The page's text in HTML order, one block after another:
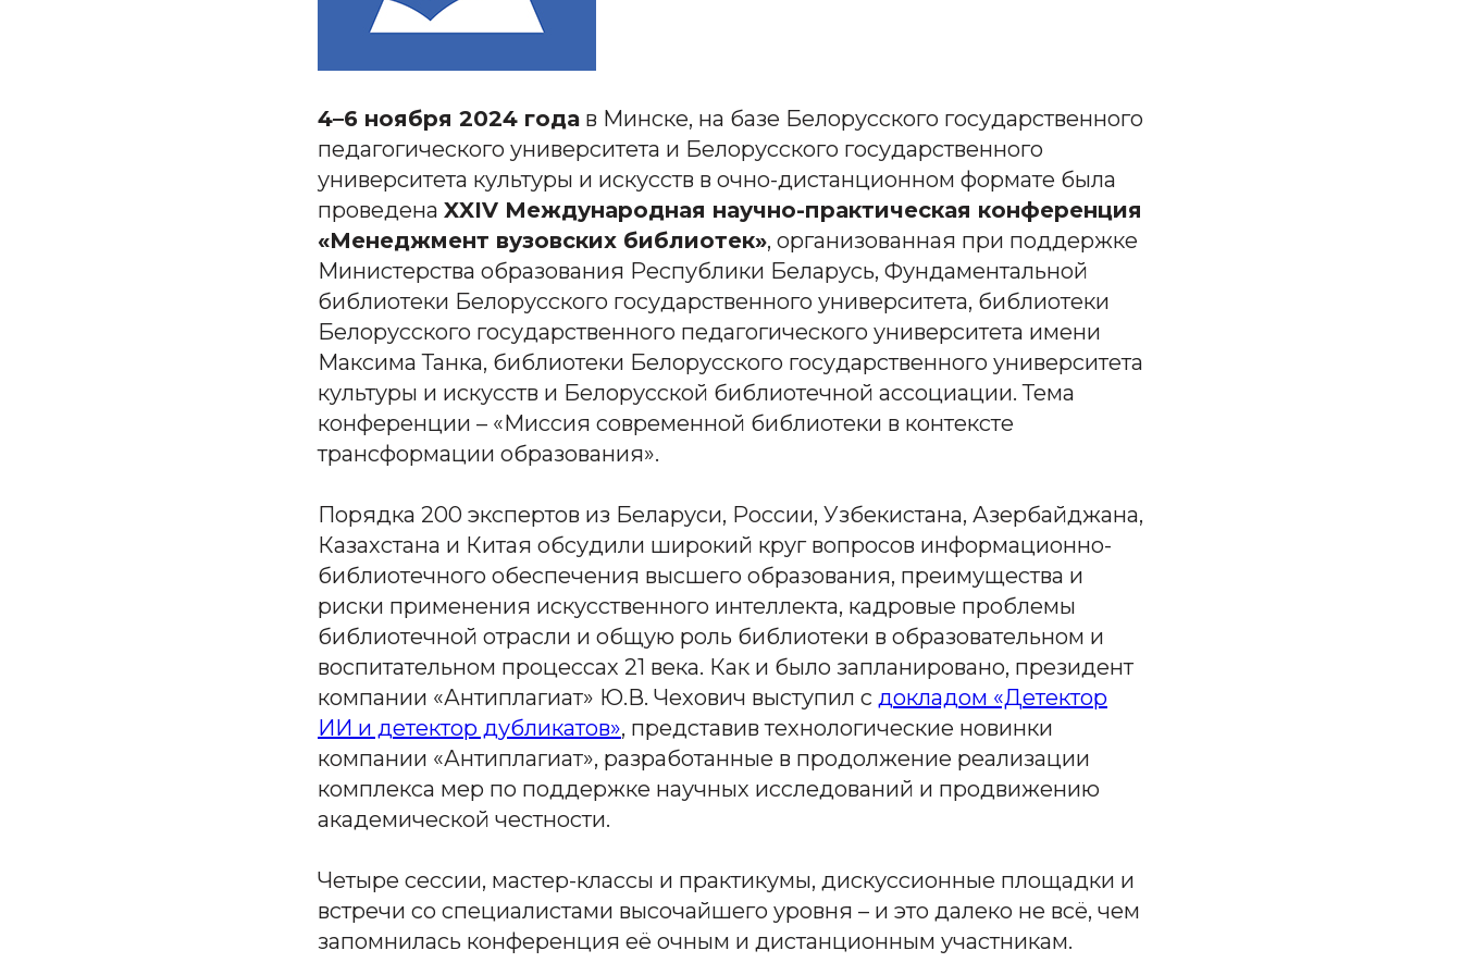
4–6 ноября 2024 года в Минске, на базе Белорусского государственного
педагогического университета и Белорусского государственного
университета культуры и искусств в очно-дистанционном формате была
проведена XXIV Международная научно-практическая конференция
«Менеджмент вузовских библиотек», организованная при поддержке
Министерства образования Республики Беларусь, Фундаментальной
библиотеки Белорусского государственного университета, библиотеки
Белорусского государственного педагогического университета имени
Максима Танка, библиотеки Белорусского государственного университета
культуры и искусств и Белорусской библиотечной ассоциации. Тема
конференции – «Миссия современной библиотеки в контексте
трансформации образования».
Порядка 200 экспертов из Беларуси, России, Узбекистана, Азербайджана,
Казахстана и Китая обсудили широкий круг вопросов информационно-
библиотечного обеспечения высшего образования, преимущества и
риски применения искусственного интеллекта, кадровые проблемы
библиотечной отрасли и общую роль библиотеки в образовательном и
воспитательном процессах 21 века. Как и было запланировано, президент
компании «Антиплагиат» Ю.В. Чехович выступил с докладом «Детектор
ИИ и детектор дубликатов», представив технологические новинки
компании «Антиплагиат», разработанные в продолжение реализации
комплекса мер по поддержке научных исследований и продвижению
академической честности.
Четыре сессии, мастер-классы и практикумы, дискуссионные площадки и
встречи со специалистами высочайшего уровня – и это далеко не всё, чем
запомнилась конференция её очным и дистанционным участникам.